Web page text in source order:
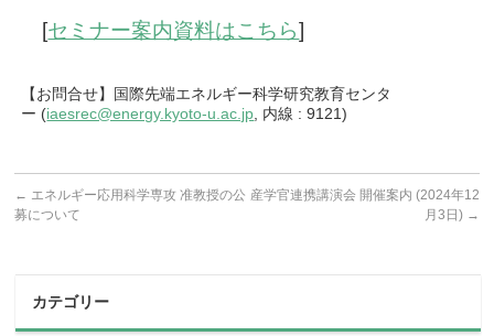
[セミナー案内資料はこちら]
【お問合せ】国際先端エネルギー科学研究教育センタ
ー (iaesrec@energy.kyoto-u.ac.jp, 内線 : 9121)
← エネルギー応用科学専攻 准教授の公
募について
産学官連携講演会 開催案内 (2024年12
月3日) →
カテゴリー